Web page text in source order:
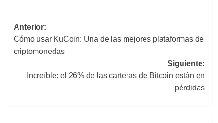
Navegación
de
entradas
Anterior:
Cómo usar KuCoin: Una de las mejores plataformas de
criptomonedas
Siguiente:
Increíble: el 26% de las carteras de Bitcoin están en
pérdidas